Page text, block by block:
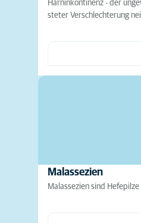
Harninkontinenz - der
steter Verschlechterung
Malassezien
Malassezien sind